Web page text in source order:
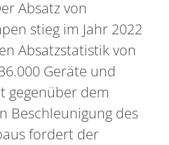
Absatz von
stieg im Jahr 2022
Absatzstatistik von
Geräte und
gegenüber dem
Beschleunigung des
fordert der